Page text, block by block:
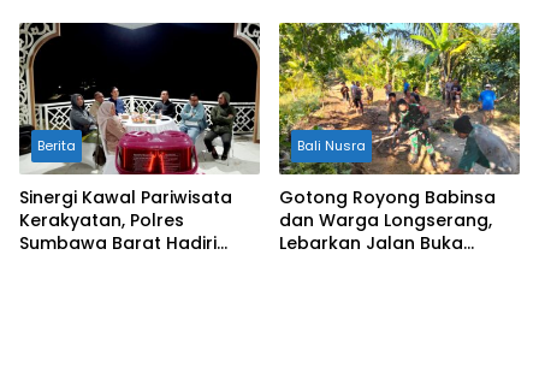
Masyarakat
Berita
Sinergi Kawal Pariwisata
Kerakyatan, Polres
Sumbawa Barat Hadiri
Bali Nusra
Gotong Royong Babinsa
dan Warga Longserang,
Lebarkan Jalan Buka